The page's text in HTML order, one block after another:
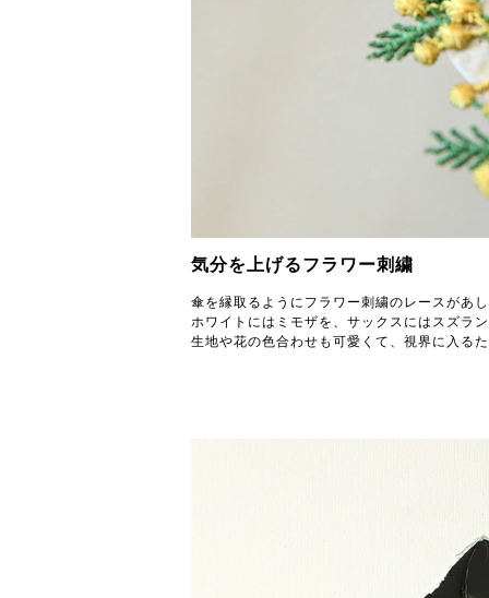
気分を上げるフラワー刺繍
傘を縁取るようにフラワー刺繍のレースがあ
ホワイトにはミモザを、サックスにはスズラ
生地や花の色合わせも可愛くて、視界に入る